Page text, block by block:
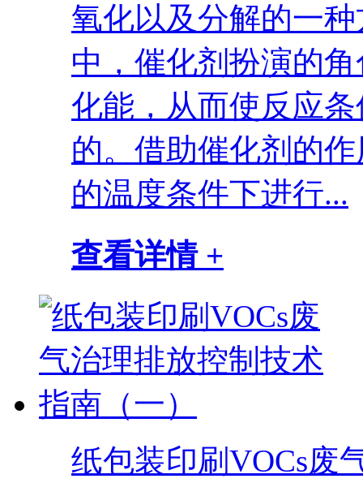
氧化以及分解的一
中，催化剂扮演的
化能，从而使反应
的。借助催化剂的
的温度条件下进行...
查看详情 +
纸包装印刷VOCs废